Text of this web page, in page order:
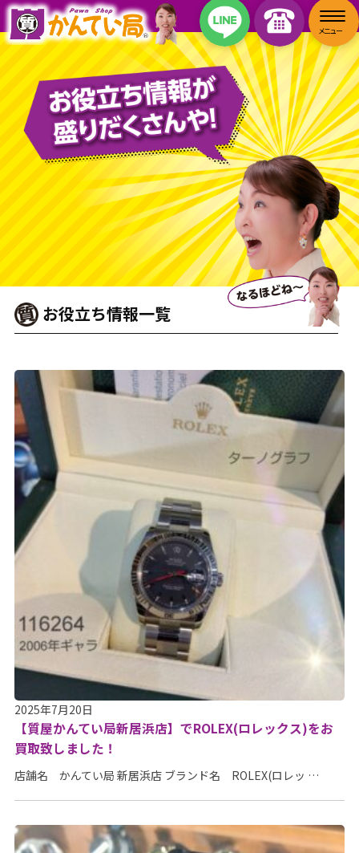
お役立ち情報一覧
2025年7月20日
【質屋かんてい局新居浜店】でROLEX(ロレックス)をお
買取致しました！
店舗名 かんてい局 新居浜店 ブランド名 ROLEX(ロレッ …